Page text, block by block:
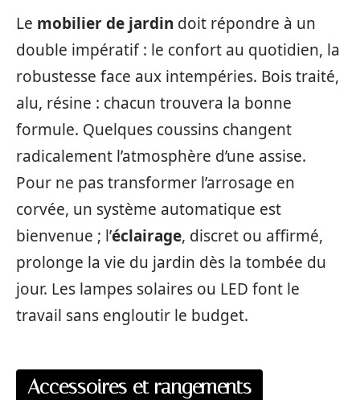
Le mobilier de jardin doit répondre à un
double impératif : le confort au quotidien, la
robustesse face aux intempéries. Bois traité,
alu, résine : chacun trouvera la bonne
formule. Quelques coussins changent
radicalement l’atmosphère d’une assise.
Pour ne pas transformer l’arrosage en
corvée, un système automatique est
bienvenue ; l’éclairage, discret ou affirmé,
prolonge la vie du jardin dès la tombée du
jour. Les lampes solaires ou LED font le
travail sans engloutir le budget.
Accessoires et rangements